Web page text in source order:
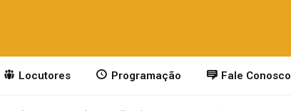
Locutores Programação Fale Conosco